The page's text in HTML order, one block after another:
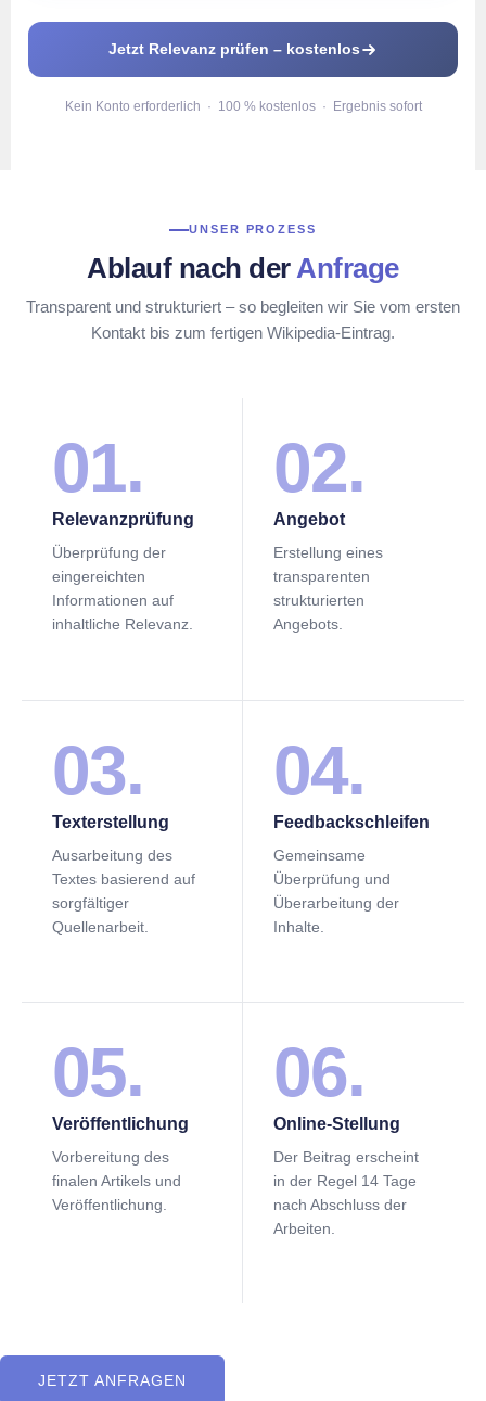
Jetzt Relevanz prüfen – kostenlos
Kein Konto erforderlich · 100 % kostenlos · Ergebnis sofort
UNSER PROZESS
Ablauf nach derAnfrage
Transparent und strukturiert – so begleiten wir Sie vom ersten
Kontakt bis zum fertigen Wikipedia-Eintrag.
01.
Relevanzprüfung
Überprüfung der
eingereichten
Informationen auf
inhaltliche Relevanz.
02.
Angebot
Erstellung eines
transparenten
strukturierten
Angebots.
03.
Texterstellung
Ausarbeitung des
Textes basierend auf
sorgfältiger
Quellenarbeit.
04.
Feedbackschleifen
Gemeinsame
Überprüfung und
Überarbeitung der
Inhalte.
05.
Veröffentlichung
Vorbereitung des
finalen Artikels und
Veröffentlichung.
06.
Online-Stellung
Der Beitrag erscheint
in der Regel 14 Tage
nach Abschluss der
Arbeiten.
JETZT ANFRAGEN